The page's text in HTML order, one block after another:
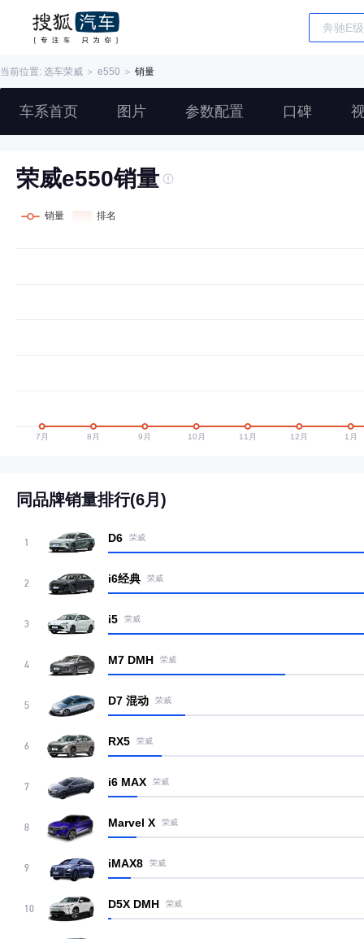
当前位置: 选车荣威 ＞ e550 ＞ 销量
车系首页 图片 参数配置 口碑
荣威e550销量
同品牌销量排行(6月)
1 D6 荣威
2 i6经典 荣威
3 i5 荣威
4 M7 DMH 荣威
5 D7 混动 荣威
6 RX5 荣威
7 i6 MAX 荣威
8 Marvel X 荣威
9 iMAX8 荣威
10 D5X DMH 荣威